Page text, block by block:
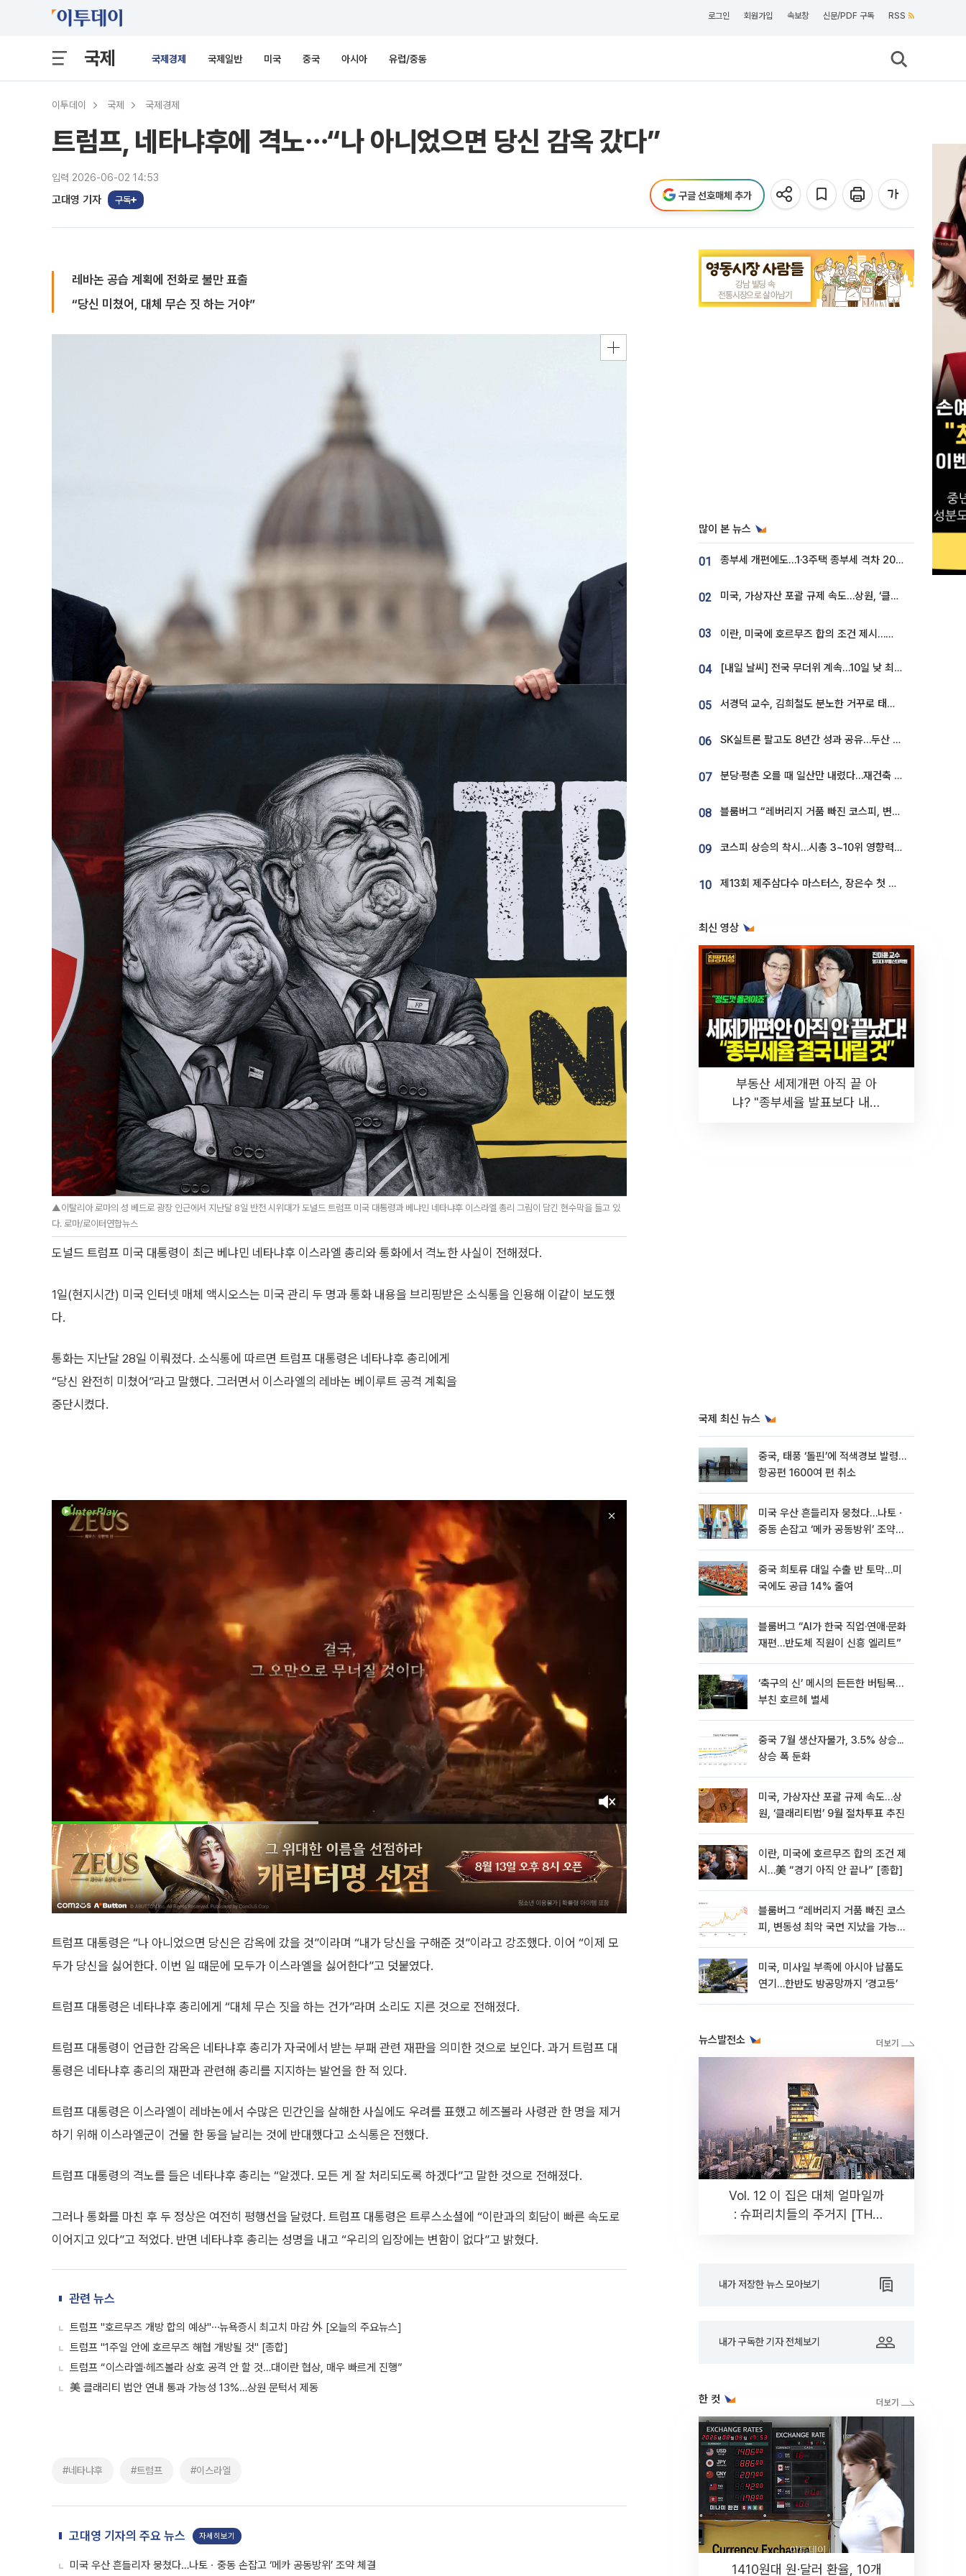
로그인 회원가입 속보창 신문/PDF 구독 RSS
국제 국제경제 국제일반 미국 중국 아시아 유럽/중동
이투데이 국제 국제경제
트럼프, 네타냐후에 격노⋯“나 아니었으면 당신 감옥 갔다”
입력 2026-06-02 14:53
고대영 기자 구독 구글 선호매체 추가
레바논 공습 계획에 전화로 불만 표출
“당신 미쳤어, 대체 무슨 짓 하는 거야”
▲이탈리아 로마의 성 베드로 광장 인근에서 지난달 8일 반전 시위대가 도널드 트럼프 미국 대통령과 베냐민 네타냐후 이스라엘 총리 그림이 담긴 현수막을 들고 있
다. 로마/로이터연합뉴스
도널드 트럼프 미국 대통령이 최근 베냐민 네타냐후 이스라엘 총리와 통화에서 격노한 사실이 전해졌다.
1일(현지시간) 미국 인터넷 매체 액시오스는 미국 관리 두 명과 통화 내용을 브리핑받은 소식통을 인용해 이같이 보도했
다.
통화는 지난달 28일 이뤄졌다. 소식통에 따르면 트럼프 대통령은 네타냐후 총리에게
“당신 완전히 미쳤어”라고 말했다. 그러면서 이스라엘의 레바논 베이루트 공격 계획을
중단시켰다.
트럼프 대통령은 “나 아니었으면 당신은 감옥에 갔을 것”이라며 “내가 당신을 구해준 것”이라고 강조했다. 이어 “이제 모
두가 당신을 싫어한다. 이번 일 때문에 모두가 이스라엘을 싫어한다”고 덧붙였다.
트럼프 대통령은 네타냐후 총리에게 “대체 무슨 짓을 하는 건가”라며 소리도 지른 것으로 전해졌다.
트럼프 대통령이 언급한 감옥은 네타냐후 총리가 자국에서 받는 부패 관련 재판을 의미한 것으로 보인다. 과거 트럼프 대
통령은 네타냐후 총리의 재판과 관련해 총리를 지지하는 발언을 한 적 있다.
트럼프 대통령은 이스라엘이 레바논에서 수많은 민간인을 살해한 사실에도 우려를 표했고 헤즈볼라 사령관 한 명을 제거
하기 위해 이스라엘군이 건물 한 동을 날리는 것에 반대했다고 소식통은 전했다.
트럼프 대통령의 격노를 들은 네타냐후 총리는 “알겠다. 모든 게 잘 처리되도록 하겠다”고 말한 것으로 전해졌다.
그러나 통화를 마친 후 두 정상은 여전히 평행선을 달렸다. 트럼프 대통령은 트루스소셜에 “이란과의 회담이 빠른 속도로
이어지고 있다”고 적었다. 반면 네타냐후 총리는 성명을 내고 “우리의 입장에는 변함이 없다”고 밝혔다.
관련 뉴스
트럼프 "호르무즈 개방 합의 예상"⋯뉴욕증시 최고치 마감 外 [오늘의 주요뉴스]
트럼프 "1주일 안에 호르무즈 해협 개방될 것" [종합]
트럼프 “이스라엘·헤즈볼라 상호 공격 안 할 것…대이란 협상, 매우 빠르게 진행”
美 클래리티 법안 연내 통과 가능성 13%…상원 문턱서 제동
#네타냐후 #트럼프 #이스라엘
고대영 기자의 주요 뉴스 자세히보기
미국 우산 흔들리자 뭉쳤다…나토ㆍ중동 손잡고 ‘메카 공동방위’ 조약 체결
많이 본 뉴스
01 종부세 개편에도…1·3주택 종부세 격차 2028년부터 확대
02 미국, 가상자산 포괄 규제 속도…상원, ‘클래리티법’ 9월 절차투표 추진
03 이란, 미국에 호르무즈 합의 조건 제시…美 “경기 아직 안 끝나” [종합]
04 [내일 날씨] 전국 무더위 계속…10일 낮 최고 34도 육박
05 서경덕 교수, 김희철도 분노한 거꾸로 태극기⋯"엉터리는 아냐, 아쉬울 뿐"
06 SK실트론 팔고도 8년간 성과 공유…두산 인수대금 2.3조가 끝 아냐
07 분당·평촌 오를 때 일산만 내렸다…재건축 기대감도 ‘무색’
08 블룸버그 “레버리지 거품 빠진 코스피, 변동성 최악 국면 지났을 가능성”
09 코스피 상승의 착시…시총 3~10위 영향력은 후퇴
10 제13회 제주삼다수 마스터스, 장은수 첫 우승하며 성료
최신 영상
부동산 세제개편 아직 끝 아
냐? "종부세율 발표보다 내릴
국제 최신 뉴스
중국, 태풍 ‘돌핀’에 적색경보 발령…
항공편 1600여 편 취소
미국 우산 흔들리자 뭉쳤다…나토ㆍ
중동 손잡고 ‘메카 공동방위’ 조약
중국 희토류 대일 수출 반 토막…미
국에도 공급 14% 줄여
블룸버그 “AI가 한국 직업·연애·문화
재편…반도체 직원이 신흥 엘리트”
‘축구의 신’ 메시의 든든한 버팀목…
부친 호르헤 별세
중국 7월 생산자물가, 3.5% 상승...
상승 폭 둔화
미국, 가상자산 포괄 규제 속도…상
원, ‘클래리티법’ 9월 절차투표 추진
이란, 미국에 호르무즈 합의 조건 제
시…美 “경기 아직 안 끝나” [종합]
블룸버그 “레버리지 거품 빠진 코스
피, 변동성 최악 국면 지났을 가능
미국, 미사일 부족에 아시아 납품도
연기…한반도 방공망까지 ‘경고등’
뉴스발전소
Vol. 12 이 집은 대체 얼마일까
: 슈퍼리치들의 주거지 [THE
내가 저장한 뉴스 모아보기
내가 구독한 기자 전체보기
한 컷
1410원대 원·달러 환율, 10개